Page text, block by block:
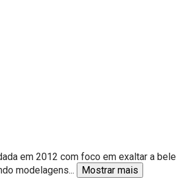
em 2012 com foco em exaltar a
modelagens... Mostrar mais